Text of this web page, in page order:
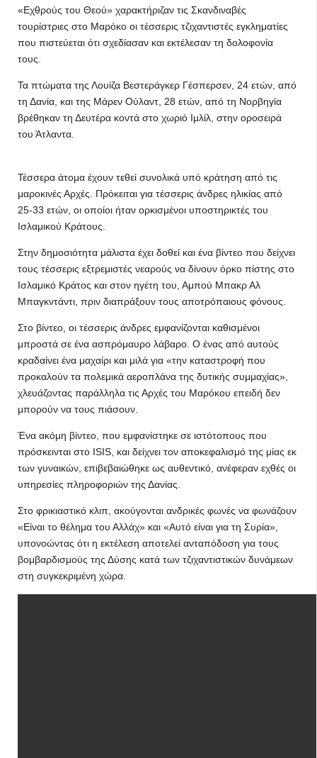
«Εχθρούς του Θεού» χαρακτήριζαν τις Σκανδιναβές
τουρίστριες στο Μαρόκο οι τέσσερις τζιχαντιστές εγκληματίες
που πιστεύεται ότι σχεδίασαν και εκτέλεσαν τη δολοφονία
τους.
Τα πτώματα της Λουίζα Βεστεράγκερ Γέσπερσεν, 24 ετών, από
τη Δανία, και της Μάρεν Ούλαντ, 28 ετών, από τη Νορβηγία
βρέθηκαν τη Δευτέρα κοντά στο χωριό Ιμλίλ, στην οροσειρά
του Άτλαντα.
Τέσσερα άτομα έχουν τεθεί συνολικά υπό κράτηση από τις
μαροκινές Αρχές. Πρόκειται για τέσσερις άνδρες ηλικίας από
25-33 ετών, οι οποίοι ήταν ορκισμένοι υποστηρικτές του
Ισλαμικού Κράτους.
Στην δημοσιότητα μάλιστα έχει δοθεί και ένα βίντεο που δείχνει
τους τέσσερις εξτρεμιστές νεαρούς να δίνουν όρκο πίστης στο
Ισλαμικό Κράτος και στον ηγέτη του, Αμπού Μπακρ Αλ
Μπαγκντάντι, πριν διαπράξουν τους αποτρόπαιους φόνους.
Στο βίντεο, οι τέσσερις άνδρες εμφανίζονται καθισμένοι
μπροστά σε ένα ασπρόμαυρο λάβαρο. Ο ένας από αυτούς
κραδαίνει ένα μαχαίρι και μιλά για «την καταστροφή που
προκαλούν τα πολεμικά αεροπλάνα της δυτικής συμμαχίας»,
χλευάζοντας παράλληλα τις Αρχές του Μαρόκου επειδή δεν
μπορούν να τους πιάσουν.
Ένα ακόμη βίντεο, που εμφανίστηκε σε ιστότοπους που
πρόσκεινται στο ISIS, και δείχνει τον αποκεφαλισμό της μίας εκ
των γυναικών, επιβεβαιώθηκε ως αυθεντικό, ανέφεραν εχθές οι
υπηρεσίες πληροφοριών της Δανίας.
Στο φρικιαστικό κλιπ, ακούγονται ανδρικές φωνές να φωνάζουν
«Είναι το θέλημα του Αλλάχ» και «Αυτό είναι για τη Συρία»,
υπονοώντας ότι η εκτέλεση αποτελεί ανταπόδοση για τους
βομβαρδισμούς της Δύσης κατά των τζιχαντιστικών δυνάμεων
στη συγκεκριμένη χώρα.